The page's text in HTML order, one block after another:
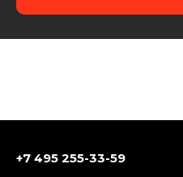
+7 495 255-33-59